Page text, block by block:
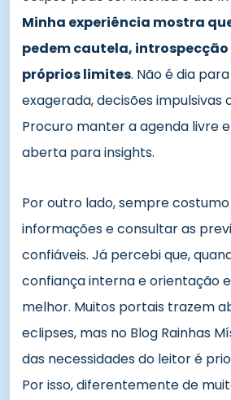
Minha experiência mostra
pedem cautela, introspecção
próprios limites. Não é dia
exagerada, decisões impulsivas
Procuro manter a agenda livre
aberta para insights.
Por outro lado, sempre
informações e consultar as
confiáveis. Já percebi que,
confiança interna e orientação
melhor. Muitos portais trazem
eclipses, mas no Blog Rainhas
das necessidades do leitor é
Por isso, diferentemente de